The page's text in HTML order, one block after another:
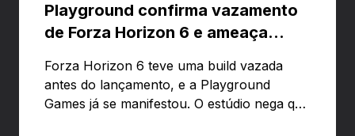
Playground confirma vazamento
de Forza Horizon 6 e ameaça
Forza Horizon 6 teve uma build vazada
antes do lançamento, e a Playground
Games já se manifestou. O estúdio nega que